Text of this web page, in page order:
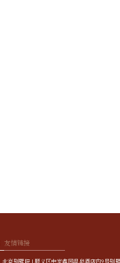
友情链接